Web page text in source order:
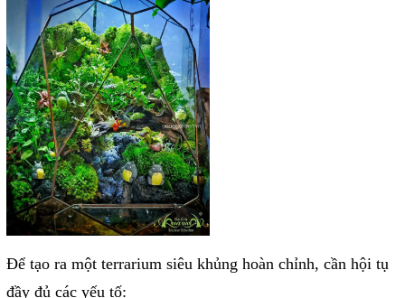
Để tạo ra một terrarium siêu khủng hoàn chỉnh, cần hội tụ
đầy đủ các yếu tố: